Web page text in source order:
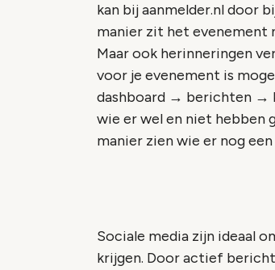
kan bij aanmelder.nl door
manier zit het evenement
Maar ook herinneringen
voor je evenement is
dashboard → berichten →
wie er wel en niet hebben
manier zien wie er nog
Sociale media zijn ideaal
krijgen. Door actief